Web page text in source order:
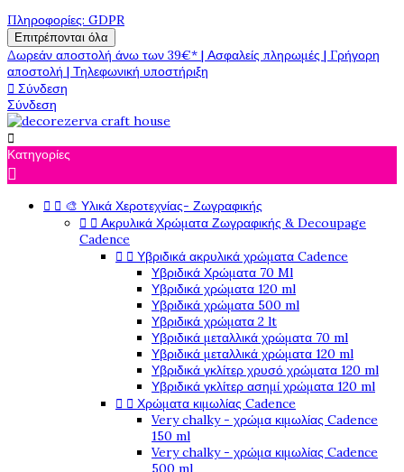
Πληροφορίες: GDPR
Επιτρέπονται όλα
Δωρεάν αποστολή άνω των 39€* | Ασφαλείς πληρωμές | Γρήγορη
αποστολή | Τηλεφωνική υποστήριξη
 Σύνδεση
Σύνδεση

Κατηγορίες

  🎨 Υλικά Χεροτεχνίας- Ζωγραφικής
  Ακρυλικά Χρώματα Ζωγραφικής & Decoupage
Cadence
  Υβριδικά ακρυλικά χρώματα Cadence
Υβριδικά Χρώματα 70 Ml
Υβριδικά χρώματα 120 ml
Υβριδικά χρώματα 500 ml
Υβριδικά χρώματα 2 lt
Υβριδικά μεταλλικά χρώματα 70 ml
Υβριδικά μεταλλικά χρώματα 120 ml
Υβριδικά γκλίτερ χρυσό χρώματα 120 ml
Υβριδικά γκλίτερ ασημί χρώματα 120 ml
  Χρώματα κιμωλίας Cadence
Very chalky - χρώμα κιμωλίας Cadence
150 ml
Very chalky - χρώμα κιμωλίας Cadence
500 ml